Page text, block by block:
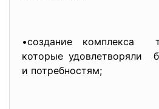
•создание комплекса
которые удовлетворяли
и потребностям;